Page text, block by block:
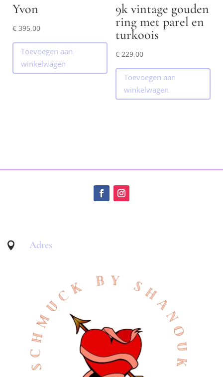
Yvon
€ 395,00
Toevoegen aan
winkelwagen
9k vintage gouden
ring met parel en
turkoois
€229,00
Toevoegen aan
winkelwagen
 Adres